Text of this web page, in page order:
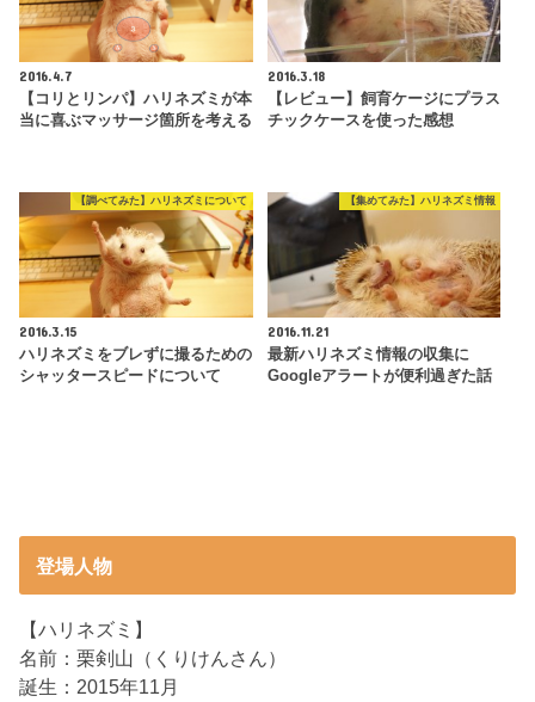
2016.4.7
【コリとリンパ】ハリネズミが本
当に喜ぶマッサージ箇所を考える
2016.3.18
【レビュー】飼育ケージにプラス
チックケースを使った感想
【調べてみた】ハリネズミについて
2016.3.15
ハリネズミをブレずに撮るための
シャッタースピードについて
【集めてみた】ハリネズミ情報
2016.11.21
最新ハリネズミ情報の収集に
Googleアラートが便利過ぎた話
登場人物
【ハリネズミ】
名前：栗剣山（くりけんさん）
誕生：2015年11月